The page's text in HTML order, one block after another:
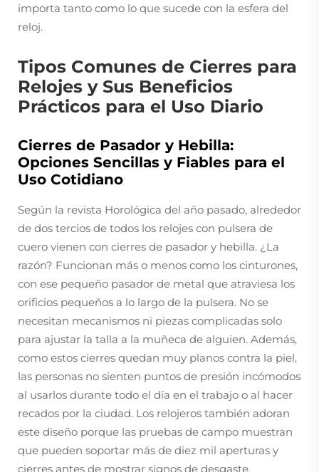
importa tanto como lo que sucede con la esfera del
reloj.
Tipos Comunes de Cierres para
Relojes y Sus Beneficios
Prácticos para el Uso Diario
Cierres de Pasador y Hebilla:
Opciones Sencillas y Fiables para el
Uso Cotidiano
Según la revista Horológica del año pasado, alrededor
de dos tercios de todos los relojes con pulsera de
cuero vienen con cierres de pasador y hebilla. ¿La
razón? Funcionan más o menos como los cinturones,
con ese pequeño pasador de metal que atraviesa los
orificios pequeños a lo largo de la pulsera. No se
necesitan mecanismos ni piezas complicadas solo
para ajustar la talla a la muñeca de alguien. Además,
como estos cierres quedan muy planos contra la piel,
las personas no sienten puntos de presión incómodos
al usarlos durante todo el día en el trabajo o al hacer
recados por la ciudad. Los relojeros también adoran
este diseño porque las pruebas de campo muestran
que pueden soportar más de diez mil aperturas y
cierres antes de mostrar signos de desgaste.